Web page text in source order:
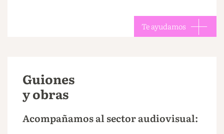
Te ayudamos
Guiones
y obras
Acompañamos al sector audiovisual: